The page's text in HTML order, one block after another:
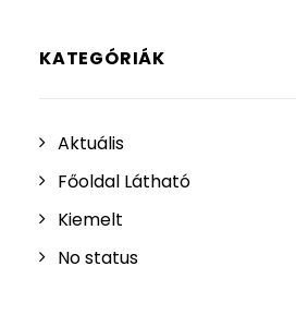
KATEGÓRIÁK
Aktuális
Főoldal Látható
Kiemelt
No status